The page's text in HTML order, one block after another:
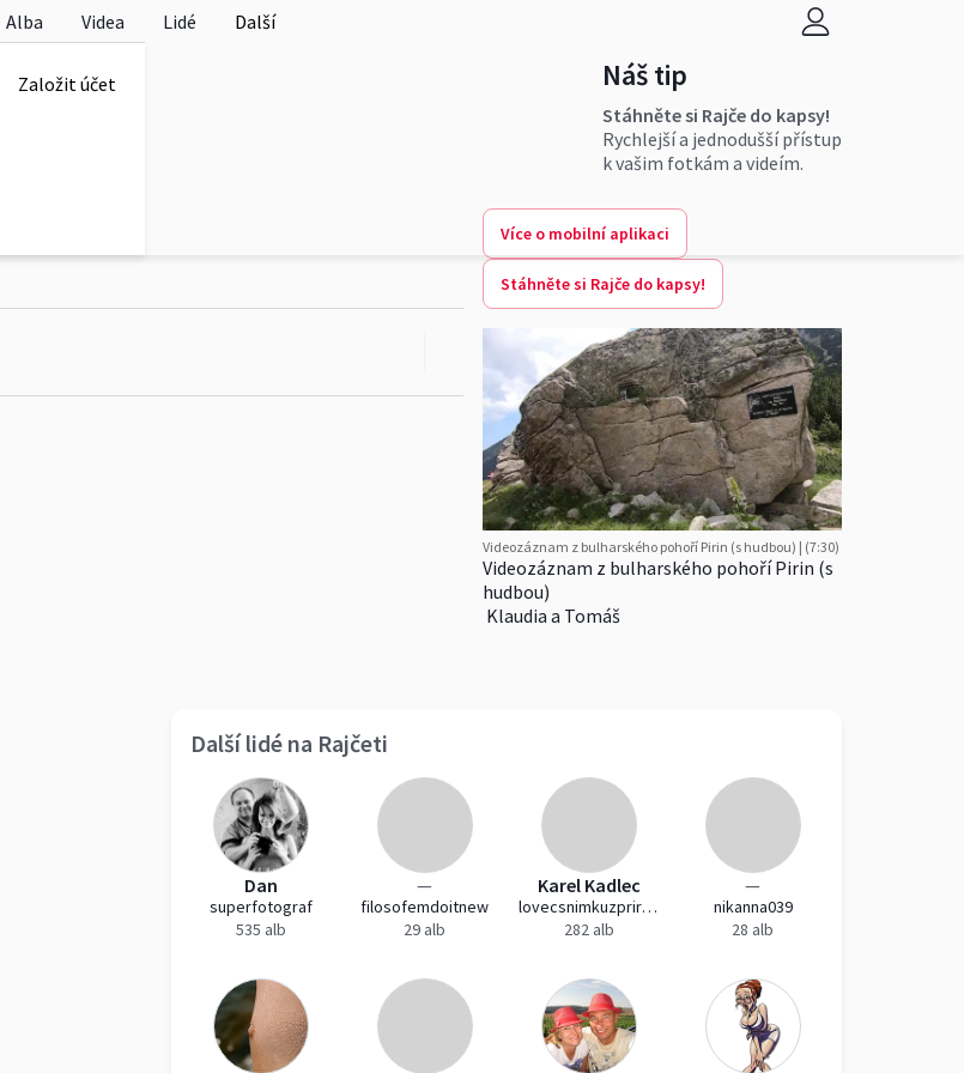
Alba Videa Lidé Další
Založit účet Náš tip
Stáhněte si Rajče do kapsy!
Rychlejší a jednodušší přístup
k vašim fotkám a videím.
Více o mobilní aplikaci
Stáhněte si Rajče do kapsy!
Videozáznam z bulharského pohoří Pirin (s hudbou) | (7:30)
Videozáznam z bulharského pohoří Pirin (s
hudbou)
Klaudia a Tomáš
Další lidé na Rajčeti
Dan
superfotograf
535 alb
—
filosofemdoitnew
29 alb
Karel Kadlec
lovecsnimkuzprirody
282 alb
—
nikanna039
28 alb